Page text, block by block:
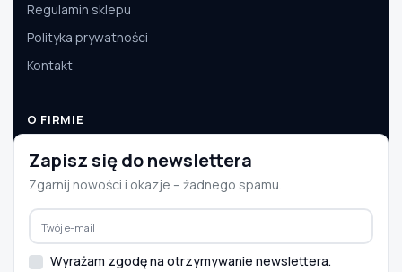
Regulamin sklepu
Polityka prywatności
Kontakt
O FIRMIE
O nas
Dane firmy
Aktualności
Współpraca B2B
Zapisz się do newslettera
Zgarnij nowości i okazje – żadnego spamu.
Wyrażam zgodę na otrzymywanie newslettera.